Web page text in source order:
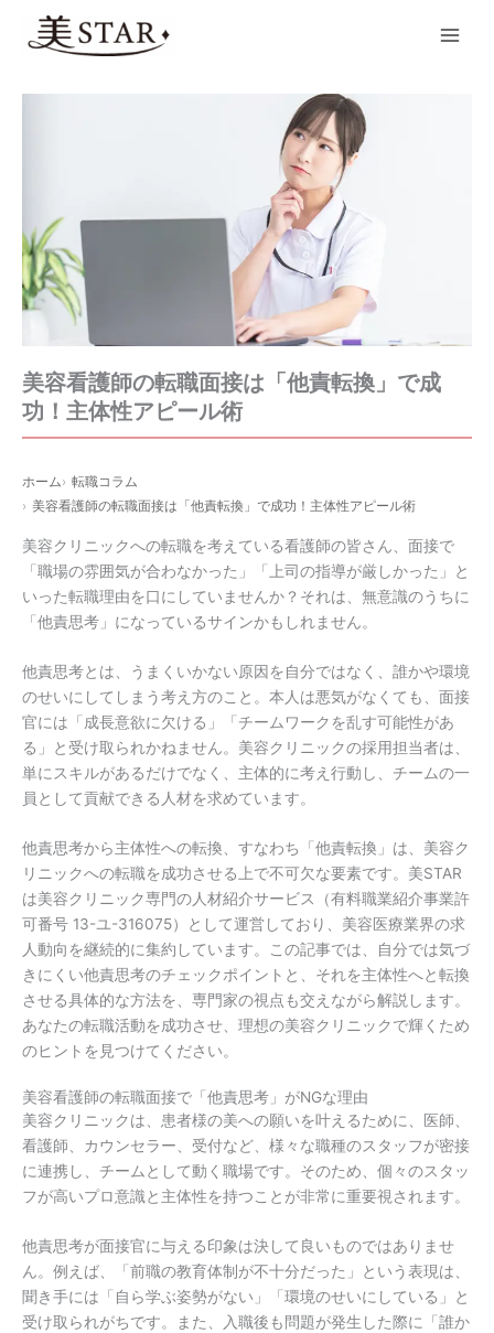
美容看護師の転職面接は「他責転換」で成
功！主体性アピール術
ホーム
転職コラム
美容看護師の転職面接は「他責転換」で成功！主体性アピール術
美容クリニックへの転職を考えている看護師の皆さん、面接で
「職場の雰囲気が合わなかった」「上司の指導が厳しかった」と
いった転職理由を口にしていませんか？それは、無意識のうちに
「他責思考」になっているサインかもしれません。
他責思考とは、うまくいかない原因を自分ではなく、誰かや環境
のせいにしてしまう考え方のこと。本人は悪気がなくても、面接
官には「成長意欲に欠ける」「チームワークを乱す可能性があ
る」と受け取られかねません。美容クリニックの採用担当者は、
単にスキルがあるだけでなく、主体的に考え行動し、チームの一
員として貢献できる人材を求めています。
他責思考から主体性への転換、すなわち「他責転換」は、美容ク
リニックへの転職を成功させる上で不可欠な要素です。美STAR
は美容クリニック専門の人材紹介サービス（有料職業紹介事業許
可番号 13-ユ-316075）として運営しており、美容医療業界の求
人動向を継続的に集約しています。この記事では、自分では気づ
きにくい他責思考のチェックポイントと、それを主体性へと転換
させる具体的な方法を、専門家の視点も交えながら解説します。
あなたの転職活動を成功させ、理想の美容クリニックで輝くため
のヒントを見つけてください。
美容看護師の転職面接で「他責思考」がNGな理由
美容クリニックは、患者様の美への願いを叶えるために、医師、
看護師、カウンセラー、受付など、様々な職種のスタッフが密接
に連携し、チームとして動く職場です。そのため、個々のスタッ
フが高いプロ意識と主体性を持つことが非常に重要視されます。
他責思考が面接官に与える印象は決して良いものではありませ
ん。例えば、「前職の教育体制が不十分だった」という表現は、
聞き手には「自ら学ぶ姿勢がない」「環境のせいにしている」と
受け取られがちです。また、入職後も問題が発生した際に「誰か